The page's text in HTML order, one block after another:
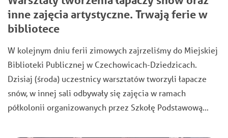
inne zajęcia artystyczne. Trwają ferie w
bibliotece
W kolejnym dniu ferii zimowych zajrzeliśmy do Miejskiej
Biblioteki Publicznej w Czechowicach-Dziedzicach.
Dzisiaj (środa) uczestnicy warsztatów tworzyli łapacze
snów, w innej sali odbywały się zajęcia w ramach
półkolonii organizowanych przez Szkołę Podstawową…